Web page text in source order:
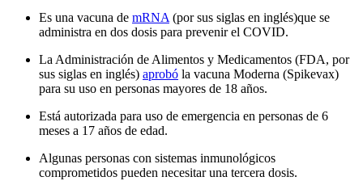
Es una vacuna de mRNA (por sus siglas en inglés)que se
administra en dos dosis para prevenir el COVID.
La Administración de Alimentos y Medicamentos (FDA, por
sus siglas en inglés) aprobó la vacuna Moderna (Spikevax)
para su uso en personas mayores de 18 años.
Está autorizada para uso de emergencia en personas de 6
meses a 17 años de edad.
Algunas personas con sistemas inmunológicos
comprometidos pueden necesitar una tercera dosis.